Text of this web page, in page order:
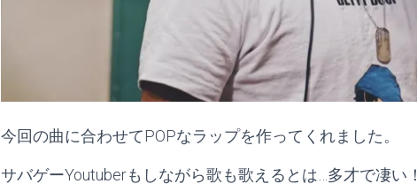
今回の曲に合わせてPOPなラップを作ってくれました。
サバゲーYoutuberもしながら歌も歌えるとは…多才で凄い！